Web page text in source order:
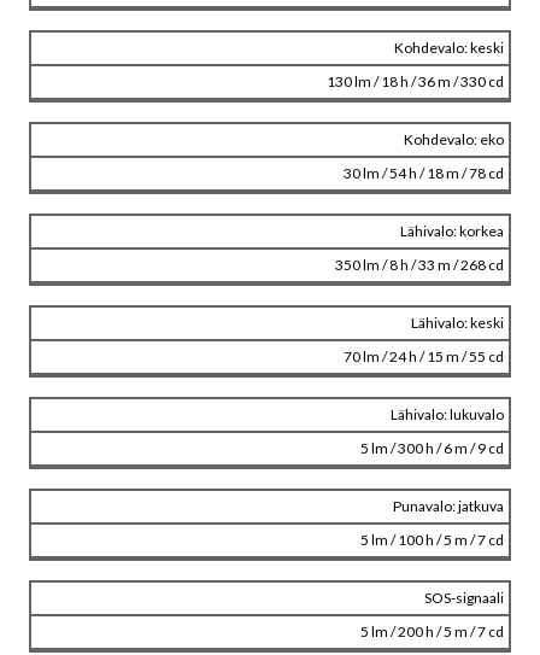
Kohdevalo: keski
130 lm / 18 h / 36 m / 330 cd
Kohdevalo: eko
30 lm / 54 h / 18 m / 78 cd
Lähivalo: korkea
350 lm / 8 h / 33 m / 268 cd
Lähivalo: keski
70 lm / 24 h / 15 m / 55 cd
Lähivalo: lukuvalo
5 lm / 300 h / 6 m / 9 cd
Punavalo: jatkuva
5 lm / 100 h / 5 m / 7 cd
SOS-signaali
5 lm / 200 h / 5 m / 7 cd